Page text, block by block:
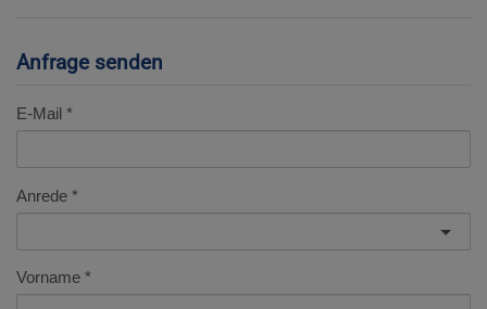
Anfrage senden
E-Mail
Anrede
Vorname